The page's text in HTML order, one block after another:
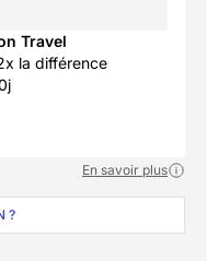
Travel
la différence
En savoir plus
?